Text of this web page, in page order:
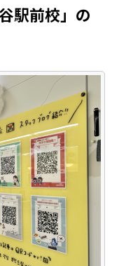
駅前校」の